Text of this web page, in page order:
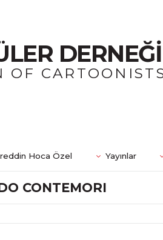
DERNEĞİ
OF
Hoca Özel Yayınlar
CONTEMORI